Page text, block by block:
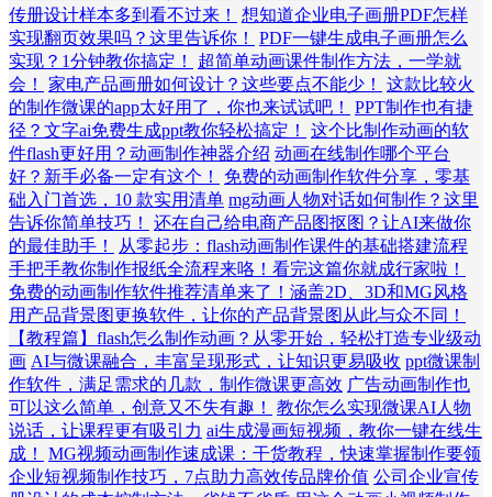
传册设计样本多到看不过来！
想知道企业电子画册PDF怎样
实现翻页效果吗？这里告诉你！
PDF一键生成电子画册怎么
实现？1分钟教你搞定！
超简单动画课件制作方法，一学就
会！
家电产品画册如何设计？这些要点不能少！
这款比较火
的制作微课的app太好用了，你也来试试吧！
PPT制作也有捷
径？文字ai免费生成ppt教你轻松搞定！
这个比制作动画的软
件flash更好用？动画制作神器介绍 动画在线制作哪个平台
好？新手必备一定有这个！
免费的动画制作软件分享，零基
础入门首选，10 款实用清单 mg动画人物对话如何制作？这里
告诉你简单技巧！
还在自己给电商产品图抠图？让AI来做你
的最佳助手！
从零起步：flash动画制作课件的基础搭建流程
手把手教你制作报纸全流程来咯！看完这篇你就成行家啦！
免费的动画制作软件推荐清单来了！涵盖2D、3D和MG风格
用产品背景图更换软件，让你的产品背景图从此与众不同！
【教程篇】flash怎么制作动画？从零开始，轻松打造专业级动
画 AI与微课融合，丰富呈现形式，让知识更易吸收 ppt微课制
作软件，满足需求的几款，制作微课更高效 广告动画制作也
可以这么简单，创意又不失有趣！
教你怎么实现微课AI人物
说话，让课程更有吸引力 ai生成漫画短视频，教你一键在线生
成！
MG视频动画制作速成课：干货教程，快速掌握制作要领
企业短视频制作技巧，7点助力高效传品牌价值 公司企业宣传